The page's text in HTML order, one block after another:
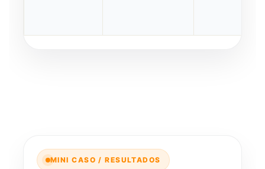
MINI CASO / RESULTADOS